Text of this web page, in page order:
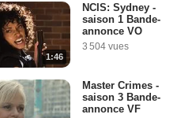
1:46
NCIS: Sydney -
saison 1 Bande-
annonce VO
3 504 vues
Master Crimes -
saison 3 Bande-
annonce VF